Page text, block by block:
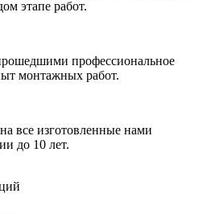
этапе работ.
профессиональное
монтажных работ.
все изготовленные нами
до 10 лет.